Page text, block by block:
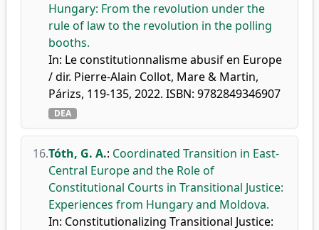
Hungary: From the revolution under the
rule of law to the revolution in the polling
booths.
In: Le constitutionnalisme abusif en Europe
/ dir. Pierre-Alain Collot, Mare & Martin,
Párizs, 119-135, 2022. ISBN: 9782849346907
DEA
16.Tóth, G. A.: Coordinated Transition in East-
Central Europe and the Role of
Constitutional Courts in Transitional Justice:
Experiences from Hungary and Moldova.
In: Constitutionalizing Transitional Justice: